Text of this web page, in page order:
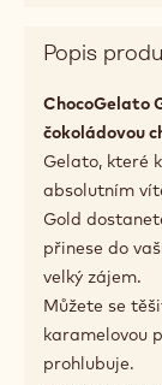
Popis
ChocoGelato
čokoládovou
Gelato, které
absolutním
Gold
přinese do
velký zájem.
Můžete se
karamelovou
prohlubuje.